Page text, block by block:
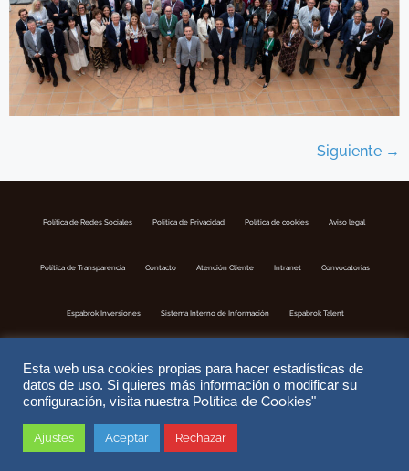
Siguiente →
Política de Redes Sociales Politica de Privacidad Política de cookies Aviso legal
Política de Transparencia Contacto Atención Cliente Intranet Convocatorias
Espabrok Inversiones Sistema Interno de Información Espabrok Talent
Esta web usa cookies propias para hacer estadísticas de
datos de uso. Si quieres más información o modificar su
configuración, visita nuestra Política de Cookies"
Ajustes Aceptar Rechazar